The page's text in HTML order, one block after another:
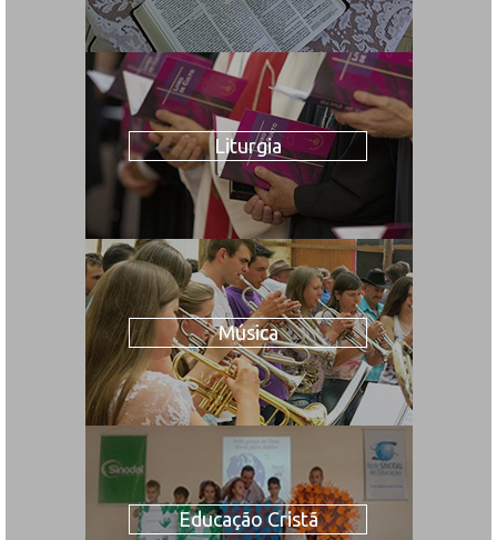
Liturgia
Música
Educação Cristã